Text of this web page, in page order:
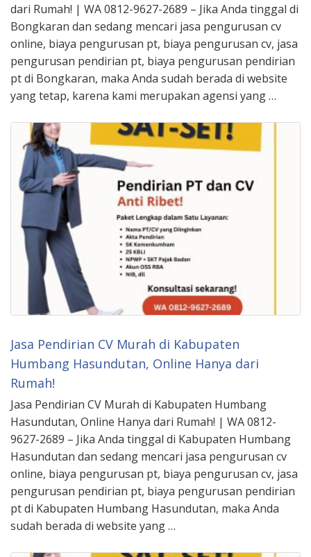
dari Rumah! | WA 0812-9627-2689 – Jika Anda tinggal di
Bongkaran dan sedang mencari jasa pengurusan cv
online, biaya pengurusan pt, biaya pengurusan cv, jasa
pengurusan pendirian pt, biaya pengurusan pendirian
pt di Bongkaran, maka Anda sudah berada di website
yang tetap, karena kami merupakan agensi yang …
Jasa Pendirian CV Murah di Kabupaten
Humbang Hasundutan, Online Hanya dari
Rumah!
Jasa Pendirian CV Murah di Kabupaten Humbang
Hasundutan, Online Hanya dari Rumah! | WA 0812-
9627-2689 – Jika Anda tinggal di Kabupaten Humbang
Hasundutan dan sedang mencari jasa pengurusan cv
online, biaya pengurusan pt, biaya pengurusan cv, jasa
pengurusan pendirian pt, biaya pengurusan pendirian
pt di Kabupaten Humbang Hasundutan, maka Anda
sudah berada di website yang …